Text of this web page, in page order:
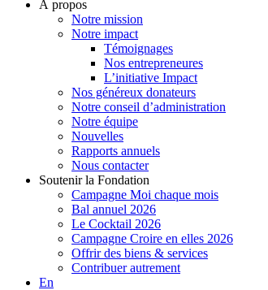
À propos
Notre mission
Notre impact
Témoignages
Nos entrepreneures
L’initiative Impact
Nos généreux donateurs
Notre conseil d’administration
Notre équipe
Nouvelles
Rapports annuels
Nous contacter
Soutenir la Fondation
Campagne Moi chaque mois
Bal annuel 2026
Le Cocktail 2026
Campagne Croire en elles 2026
Offrir des biens & services
Contribuer autrement
En